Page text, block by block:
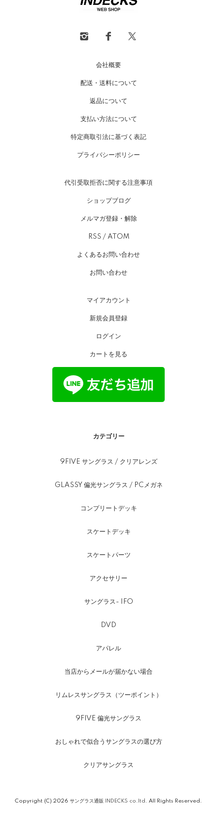
会社概要
配送・送料について
返品について
支払い方法について
特定商取引法に基づく表記
プライバシーポリシー
代引受取拒否に関する注意事項
ショップブログ
メルマガ登録・解除
RSS / ATOM
よくあるお問い合わせ
お問い合わせ
マイアカウント
新規会員登録
ログイン
カートを見る
カテゴリー
9FIVE サングラス / クリアレンズ
GLASSY 偏光サングラス / PCメガネ
コンプリートデッキ
スケートデッキ
スケートパーツ
アクセサリー
サングラス- IFO
DVD
アパレル
当店からメールが届かない場合
リムレスサングラス（ツーポイント）
9FIVE 偏光サングラス
おしゃれで似合うサングラスの選び方
クリアサングラス
Copyright (C) 2026 サングラス通販 INDECKS co.ltd. All Rights Reserved.